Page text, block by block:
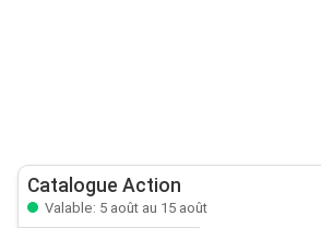
Catalogue Action
Valable: 5 août au 15 août